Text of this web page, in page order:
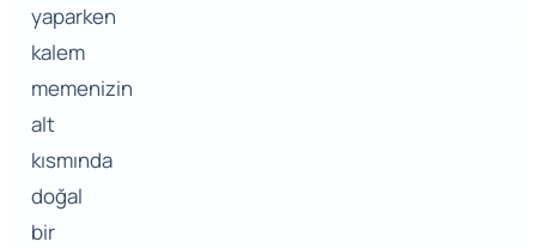
yaparken
kalem
memenizin
alt
kısmında
doğal
bir